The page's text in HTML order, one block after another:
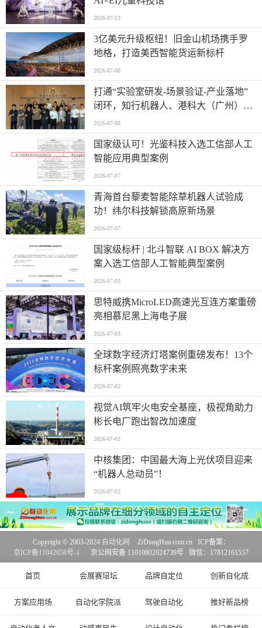
2026-07-13
​3亿美元升级枢纽！旧金山机场携手罗
地格，打造美西智能货运新标杆
2026-07-08
打通“实验室研发-场景验证-产业落地”
闭环，知行机器人、港科大（广州）、
北京粤电三方联合解锁城市服务机器人
规模化应用
2026-07-08
国家级认可！光鉴科技入选工信部人工
智能应用典型案例
2026-07-07
青海首台藜麦智能除草机器人试验成
功！纬尔科技解锁高原新场景
2026-07-07
国家级标杆 | 北斗智联 AI BOX 解决方
案入选工信部人工智能典型案例
2026-07-03
思特威携MicroLED高速光互连方案重磅
亮相慕尼黑上海电子展
2026-07-03
全球数字经济灯塔案例重磅发布！13个
标杆案例照亮数字未来
2026-07-02
视觉AI筑牢火电安全基座，极视角助力
彬长电厂跑出智改加速度
2026-07-02
中核集团：中国最大海上光伏项目迎来
“机器人总动员”！
2026-07-02
首页 会展赛培坛 品牌自定位 创新自化成
方案应用场 自动化学院派 驾驶自动化 推好新品榜
Copyright © 2003-2024 自动化网
ZiDongHua.com.cn ICP备案：
京ICP备11042658号-1
京公网安备 11010802024739号 微信：17812161557